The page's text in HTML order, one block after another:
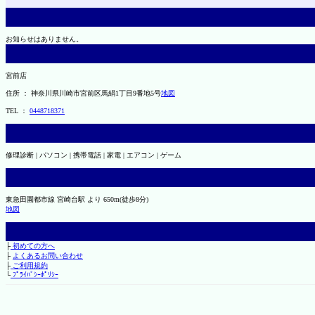
お知らせはありません。
宮前店
住所 ： 神奈川県川崎市宮前区馬絹1丁目9番地5号地図
TEL ： 0448718371
修理診断 | パソコン | 携帯電話 | 家電 | エアコン | ゲーム
東急田園都市線 宮崎台駅 より 650m(徒歩8分)
地図
├初めての方へ
├ よくあるお問い合わせ
├ご利用規約
└ﾌﾟﾗｲﾊﾞｼｰﾎﾟﾘｼｰ